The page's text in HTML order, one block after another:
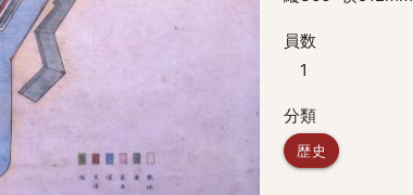
員数
1
分類
歴史